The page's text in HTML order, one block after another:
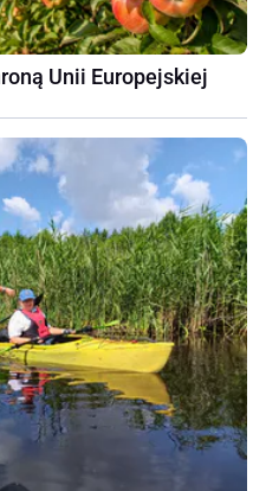
Unii Europejskiej